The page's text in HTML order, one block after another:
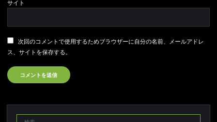
サイト
次回のコメントで使用するためブラウザーに自分の名前、メールアドレ
ス、サイトを保存する。